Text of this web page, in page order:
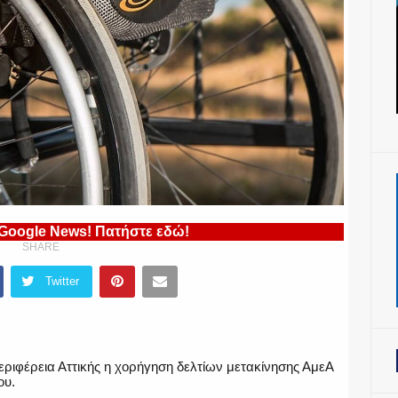
News! Πατήστε εδώ!
SHARE
Twitter
Αττικής η χορήγηση δελτίων μετακίνησης ΑμεΑ